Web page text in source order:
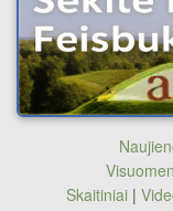
Skaitiniai |